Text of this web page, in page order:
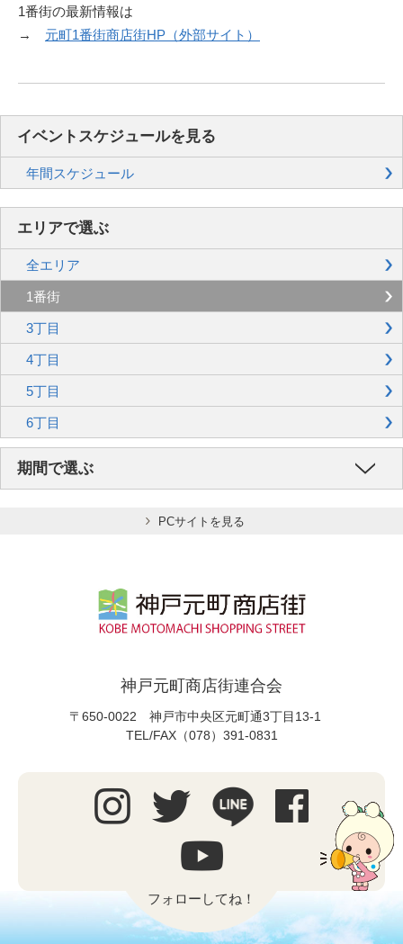
1番街の最新情報は
→ 元町1番街商店街HP（外部サイト）
イベントスケジュールを見る
年間スケジュール
エリアで選ぶ
全エリア
1番街
3丁目
4丁目
5丁目
6丁目
期間で選ぶ
PCサイトを見る
神戸元町商店街連合会
〒650-0022 神戸市中央区元町通3丁目13-1
TEL/FAX（078）391-0831
フォローしてね！